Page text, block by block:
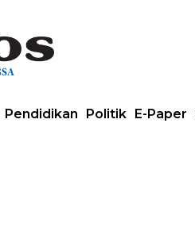
Pendidikan Politik E-Paper